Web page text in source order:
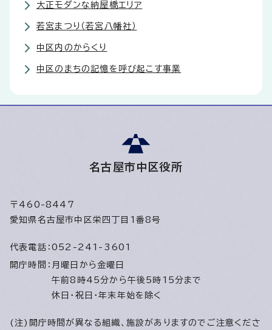
大正モダンな納屋橋エリア
若宮まつり（若宮八幡社）
中区内のからくり
中区のまちの記憶を呼び起こす事業
名古屋市中区役所
〒460-8447
愛知県名古屋市中区栄四丁目1番8号
代表電話： 052-241-3601
開庁時間： 月曜日から金曜日
午前8時45分から午後5時15分まで
休日・祝日・年末年始を除く
(注)開庁時間が異なる組織、施設がありますのでご注意くださ